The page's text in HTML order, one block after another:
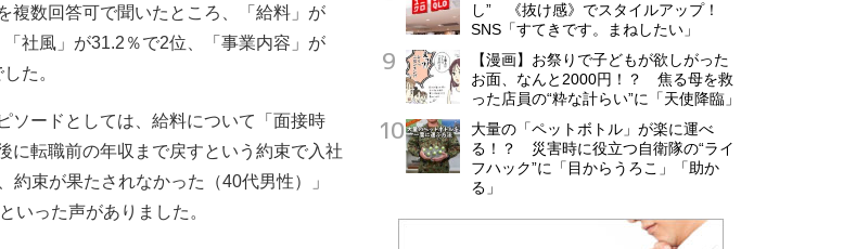
複数回答可で聞いたところ、「給料」が
社風」が31.2％で2位、「事業内容」が
た。
ソードとしては、給料について「面接時
に転職前の年収まで戻すという約束で入社
束が果たされなかった（40代男性）」
いった声がありました。
し” 《抜け感》でスタイルアップ！
SNS「すてきです。まねしたい」
【漫画】お祭りで子どもが欲しがった
お面、なんと2000円！？ 焦る母を救
った店員の“粋な計らい”に「天使降臨」
大量の「ペットボトル」が楽に運べ
る！？ 災害時に役立つ自衛隊の“ライ
フハック”に「目からうろこ」「助か
る」